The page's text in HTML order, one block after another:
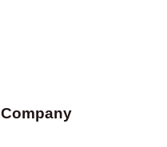
Company